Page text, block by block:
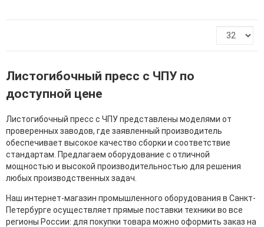
Листогибочный пресс с ЧПУ по
доступной цене
Листогибочный пресс с ЧПУ представлены моделями от
проверенных заводов, где заявленный производитель
обеспечивает высокое качество сборки и соответствие
стандартам. Предлагаем оборудование с отличной
мощностью и высокой производительностью для решения
любых производственных задач.
Наш интернет-магазин промышленного оборудования в Санкт-
Петербурге осуществляет прямые поставки техники во все
регионы России: для покупки товара можно оформить заказ на